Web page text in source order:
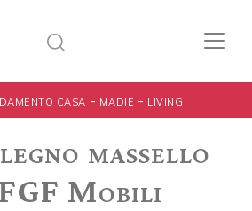
CASA - MADIE - LIVING
massello
Mobili